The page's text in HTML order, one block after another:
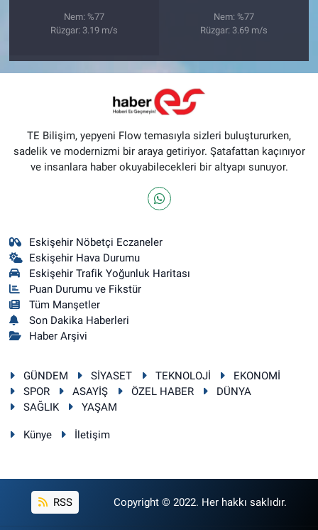
Nem: %77
Rüzgar: 3.19 m/s
Nem: %77
Rüzgar: 3.69 m/s
TE Bilişim, yepyeni Flow temasıyla sizleri buluştururken,
sadelik ve modernizmi bir araya getiriyor. Şatafattan kaçınıyor
ve insanlara haber okuyabilecekleri bir altyapı sunuyor.
Eskişehir Nöbetçi Eczaneler
Eskişehir Hava Durumu
Eskişehir Trafik Yoğunluk Haritası
Puan Durumu ve Fikstür
Tüm Manşetler
Son Dakika Haberleri
Haber Arşivi
GÜNDEM SİYASET TEKNOLOJİ
EKONOMİ
SPOR
ASAYİŞ ÖZEL HABER
DÜNYA
SAĞLIK
YAŞAM
Künye İletişim
RSS Copyright © 2022. Her hakkı saklıdır.